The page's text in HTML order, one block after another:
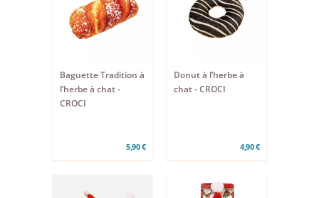
Baguette Tradition à
l’herbe à chat -
CROCI
5,90 €
Donut à l’herbe à
chat - CROCI
4,90 €